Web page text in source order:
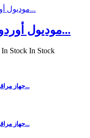
موديول أوردوينو - موديل...
In Stock In Stock
جهاز مراقبة دخول - جها...
جهاز مراقبة دخول - جها...